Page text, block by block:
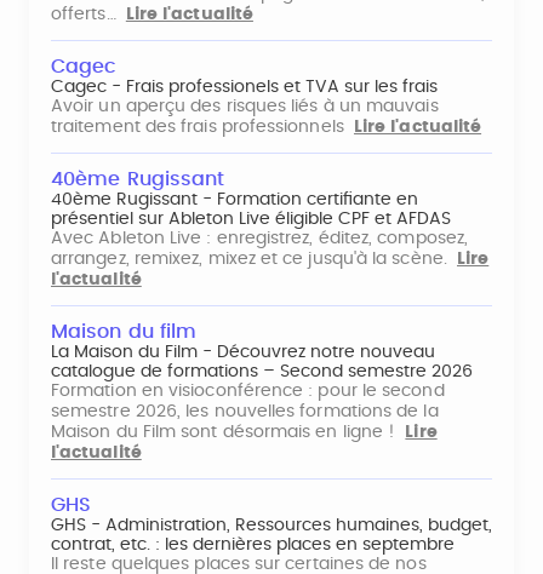
offerts…
Lire l'actualité
Cagec
Cagec - Frais professionels et TVA sur les frais
Avoir un aperçu des risques liés à un mauvais
traitement des frais professionnels
Lire l'actualité
40ème Rugissant
40ème Rugissant - Formation certifiante en
présentiel sur Ableton Live éligible CPF et AFDAS
Avec Ableton Live : enregistrez, éditez, composez,
arrangez, remixez, mixez et ce jusqu'à la scène.
Lire
l'actualité
Maison du film
La Maison du Film - Découvrez notre nouveau
catalogue de formations – Second semestre 2026
Formation en visioconférence : pour le second
semestre 2026, les nouvelles formations de la
Maison du Film sont désormais en ligne !
Lire
l'actualité
GHS
GHS - Administration, Ressources humaines, budget,
contrat, etc. : les dernières places en septembre
Il reste quelques places sur certaines de nos